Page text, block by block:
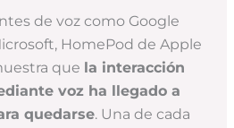
de voz como Google
HomePod de Apple
que la interacción
voz ha llegado a
quedarse. Una de cada